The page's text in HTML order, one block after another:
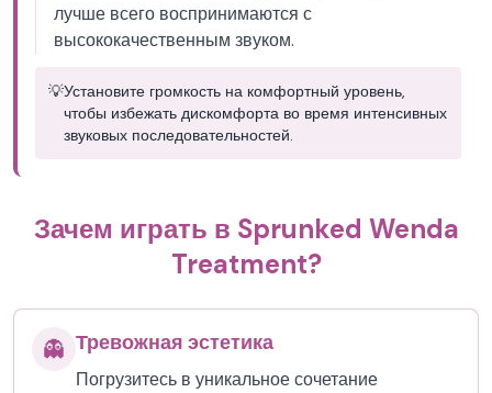
лучше всего воспринимаются с
высококачественным звуком.
💡Установите громкость на комфортный уровень,
чтобы избежать дискомфорта во время интенсивных
звуковых последовательностей.
Зачем играть в Sprunked Wenda
Treatment?
👻 Тревожная эстетика
Погрузитесь в уникальное сочетание